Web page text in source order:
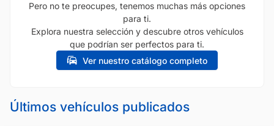
Pero no te preocupes, tenemos muchas más opciones
para ti.
Explora nuestra selección y descubre otros vehículos
que podrían ser perfectos para ti.
Ver nuestro catálogo completo
Últimos vehículos publicados